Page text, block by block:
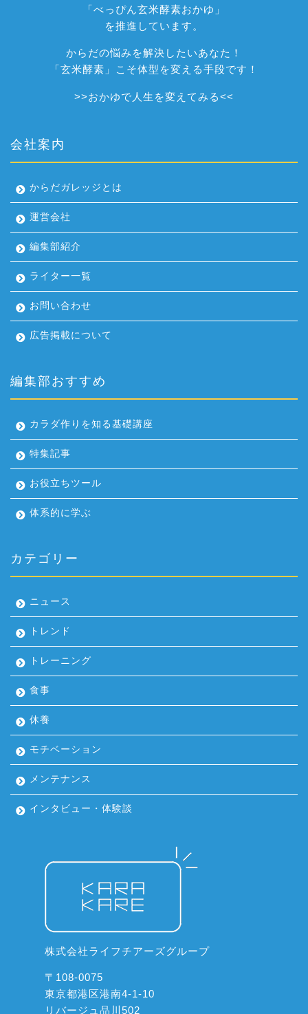
「べっぴん玄米酵素おかゆ」
を推進しています。
からだの悩みを解決したいあなた！
「玄米酵素」こそ体型を変える手段です！
>>おかゆで人生を変えてみる<<
会社案内
からだガレッジとは
運営会社
編集部紹介
ライター一覧
お問い合わせ
広告掲載について
編集部おすすめ
カラダ作りを知る基礎講座
特集記事
お役立ちツール
体系的に学ぶ
カテゴリー
ニュース
トレンド
トレーニング
食事
休養
モチベーション
メンテナンス
インタビュー・体験談
株式会社ライフチアーズグループ
〒108-0075
東京都港区港南4-1-10
リバージュ品川502